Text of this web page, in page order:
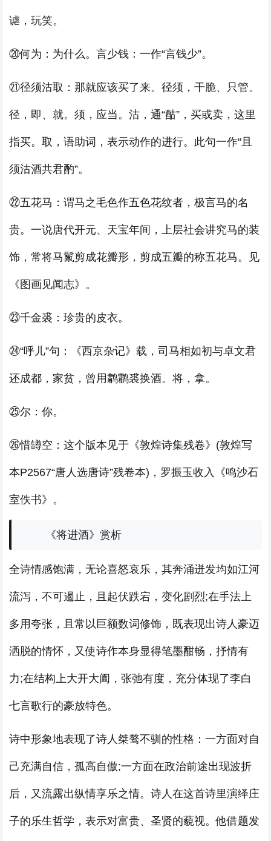
谑，玩笑。
⑳何为：为什么。言少钱：一作“言钱少”。
㉑径须沽取：那就应该买了来。径须，干脆、只管。
径，即、就。须，应当。沽，通“酤”，买或卖，这里
指买。取，语助词，表示动作的进行。此句一作“且
须沽酒共君酌”。
㉒五花马：谓马之毛色作五色花纹者，极言马的名
贵。一说唐代开元、天宝年间，上层社会讲究马的装
饰，常将马鬣剪成花瓣形，剪成五瓣的称五花马。见
《图画见闻志》。
㉓千金裘：珍贵的皮衣。
㉔“呼儿”句：《西京杂记》载，司马相如初与卓文君
还成都，家贫，曾用鹔鹴裘换酒。将，拿。
㉕尔：你。
㉖惜罇空：这个版本见于《敦煌诗集残卷》(敦煌写
本P2567“唐人选唐诗”残卷本)，罗振玉收入《鸣沙石
室佚书》。
《将进酒》赏析
全诗情感饱满，无论喜怒哀乐，其奔涌迸发均如江河
流泻，不可遏止，且起伏跌宕，变化剧烈;在手法上
多用夸张，且常以巨额数词修饰，既表现出诗人豪迈
洒脱的情怀，又使诗作本身显得笔墨酣畅，抒情有
力;在结构上大开大阖，张弛有度，充分体现了李白
七言歌行的豪放特色。
诗中形象地表现了诗人桀骜不驯的性格：一方面对自
己充满自信，孤高自傲;一方面在政治前途出现波折
后，又流露出纵情享乐之情。诗人在这首诗里演绎庄
子的乐生哲学，表示对富贵、圣贤的藐视。他借题发